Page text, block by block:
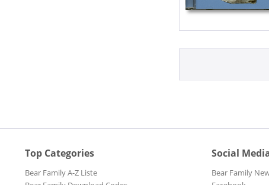
Top Categories
Bear Family A-Z Liste
Social
Bear Family